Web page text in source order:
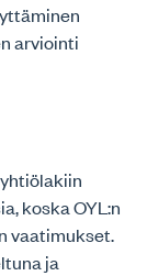
arviointi
koska OYL:n
vaatimukset.
ja